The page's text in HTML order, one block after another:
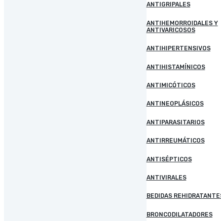
ANTIGRIPALES
ANTIHEMORROIDALES Y
ANTIVARICOSOS
ANTIHIPERTENSIVOS
ANTIHISTAMÍNICOS
ANTIMICÓTICOS
ANTINEOPLÁSICOS
ANTIPARASITARIOS
ANTIRREUMÁTICOS
ANTISÉPTICOS
ANTIVIRALES
BEDIDAS
BRONCODILATADORES